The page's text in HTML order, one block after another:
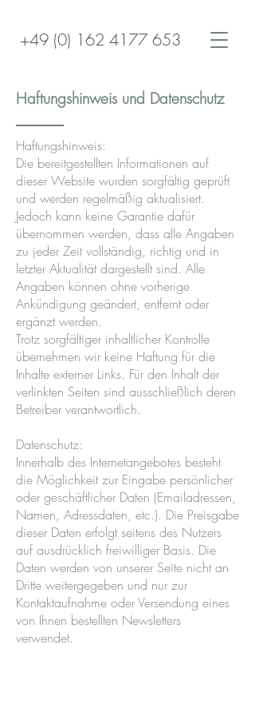
+49 (0) 162 4177 653
Haftungshinweis und Datenschutz
​Haftungshinweis:
Die bereitgestellten Informationen auf
dieser Website wurden sorgfältig geprüft
und werden regelmäßig aktualisiert.
Jedoch kann keine Garantie dafür
übernommen werden, dass alle Angaben
zu jeder Zeit vollständig, richtig und in
letzter Aktualität dargestellt sind. Alle
Angaben können ohne vorherige
Ankündigung geändert, entfernt oder
ergänzt werden.
Trotz sorgfältiger inhaltlicher Kontrolle
übernehmen wir keine Haftung für die
Inhalte externer Links. Für den Inhalt der
verlinkten Seiten sind ausschließlich deren
Betreiber verantwortlich.
Datenschutz:
Innerhalb des Internetangebotes besteht
die Möglichkeit zur Eingabe persönlicher
oder geschäftlicher Daten (Emailadressen,
Namen, Adressdaten, etc.). Die Preisgabe
dieser Daten erfolgt seitens des Nutzers
auf ausdrücklich freiwilliger Basis. Die
Daten werden von unserer Seite nicht an
Dritte weitergegeben und nur zur
Kontaktaufnahme oder Versendung eines
von Ihnen bestellten Newsletters
verwendet.